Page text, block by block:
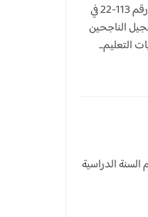
مراسلة رقم 113-22 في
الناجحين
التعليم...
الدراسية